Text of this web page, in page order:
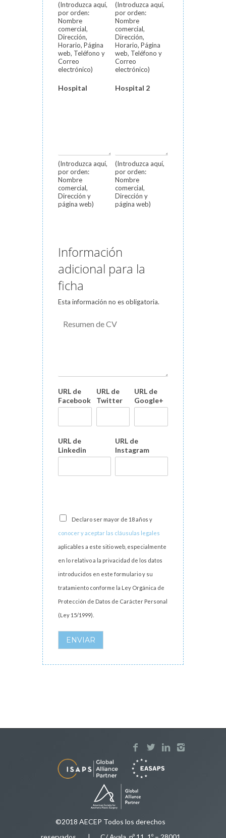
(Introduzca aquí,
por orden:
Nombre
comercial,
Dirección,
Horario, Página
web, Teléfono y
Correo
electrónico)
(Introduzca aquí,
por orden:
Nombre
comercial,
Dirección,
Horario, Página
web, Teléfono y
Correo
electrónico)
Hospital
(Introduzca aquí,
por orden:
Nombre
comercial,
Dirección y
página web)
Hospital 2
(Introduzca aquí,
por orden:
Nombre
comercial,
Dirección y
página web)
Información
adicional para la
ficha
Esta información no es obligatoria.
URL de
Facebook
URL de
Twitter
URL de
Google+
URL de
Linkedin
URL de
Instagram
Declaro ser mayor de 18 años y
conocer y aceptar las cláusulas legales
aplicables a este sitio web, especialmente
en lo relativo a la privacidad de los datos
introducidos en este formulario y su
tratamiento conforme la Ley Orgánica de
Protección de Datos de Carácter Personal
(Ley 15/1999).
ENVIAR
©2018 AECEP Todos los derechos